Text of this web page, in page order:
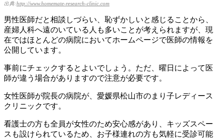
出典:http://www.homemate-research-clinic.com
男性医師だと相談しづらい、恥ずかしいと感じることから、
産婦人科へ遠のいている人も多いことが考えられますが、現
在ではほとんどの病院においてホームページで医師の情報を
公開しています。
事前にチェックするとよいでしょう。ただ、曜日によって医
師が違う場合がありますので注意が必要です。
女性医師が院長の病院が、愛媛県松山市のまり子レディース
クリニックです。
看護士の方も全員が女性のため安心感があり、キッズスペー
スも設けられているため、お子様連れの方も気軽に受診可能